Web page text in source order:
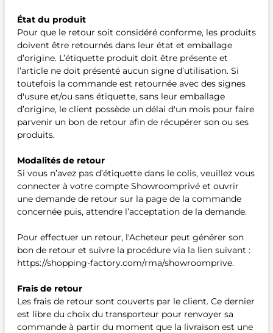
État du produit
Pour que le retour soit considéré conforme, les produits
doivent être retournés dans leur état et emballage
d’origine. L’étiquette produit doit être présente et
l’article ne doit présenté aucun signe d’utilisation. Si
toutefois la commande est retournée avec des signes
d'usure et/ou sans étiquette, sans leur emballage
d’origine, le client possède un délai d'un mois pour faire
parvenir un bon de retour afin de récupérer son ou ses
produits.
Modalités de retour
Si vous n’avez pas d’étiquette dans le colis, veuillez vous
connecter à votre compte Showroomprivé et ouvrir
une demande de retour sur la page de la commande
concernée puis, attendre l’acceptation de la demande.
Pour effectuer un retour, l'Acheteur peut générer son
bon de retour et suivre la procédure via la lien suivant :
https://shopping-factory.com/rma/showroomprive.
Frais de retour
Les frais de retour sont couverts par le client. Ce dernier
est libre du choix du transporteur pour renvoyer sa
commande à partir du moment que la livraison est une